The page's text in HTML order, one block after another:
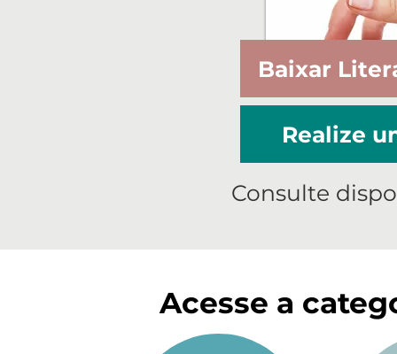
Baixar
Realize
Consulte
Acesse a